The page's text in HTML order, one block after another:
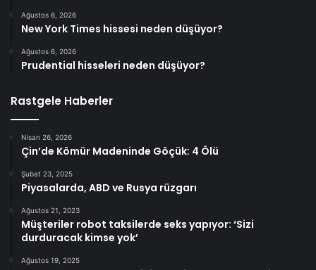
Ağustos 6, 2026
New York Times hissesi neden düşüyor?
Ağustos 6, 2026
Prudential hisseleri neden düşüyor?
Rastgele Haberler
Nisan 26, 2026
Çin’de Kömür Madeninde Göçük: 4 Ölü
Şubat 23, 2025
Piyasalarda, ABD ve Rusya rüzgarı
Ağustos 21, 2023
Müşteriler robot taksilerde seks yapıyor: ‘Sizi
durduracak kimse yok’
Ağustos 19, 2025